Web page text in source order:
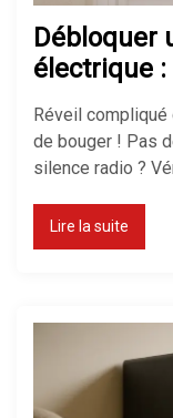
Débloquer
électrique :
Réveil compliqué
de bouger ! Pas
silence radio ?
Lire la suite